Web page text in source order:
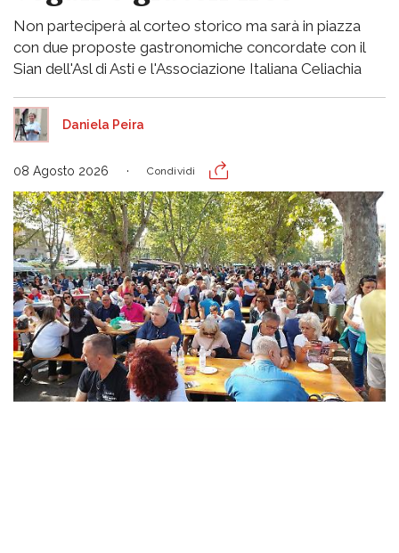
Non parteciperà al corteo storico ma sarà in piazza
con due proposte gastronomiche concordate con il
Sian dell'Asl di Asti e l'Associazione Italiana Celiachia
Daniela Peira
08 Agosto 2026 Condividi